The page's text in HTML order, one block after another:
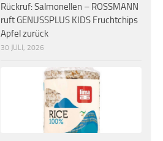
Rückruf: Salmonellen – ROSSMANN
ruft GENUSSPLUS KIDS Fruchtchips
Apfel zurück
30 JULI, 2026